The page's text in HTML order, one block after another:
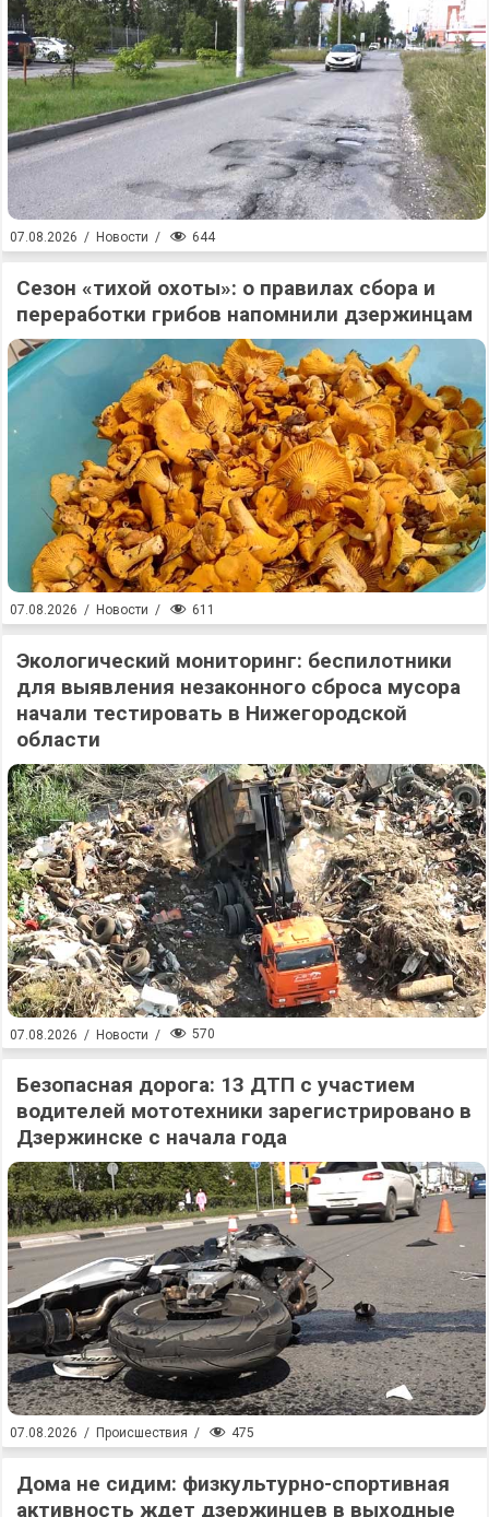
07.08.2026 / Новости / 644
Сезон «тихой охоты»: о правилах сбора и
переработки грибов напомнили дзержинцам
07.08.2026 / Новости / 611
Экологический мониторинг: беспилотники
для выявления незаконного сброса мусора
начали тестировать в Нижегородской
области
07.08.2026 / Новости / 570
Безопасная дорога: 13 ДТП с участием
водителей мототехники зарегистрировано в
Дзержинске с начала года
07.08.2026 / Происшествия / 475
Дома не сидим: физкультурно-спортивная
активность ждет дзержинцев в выходные